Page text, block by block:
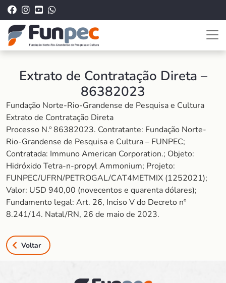
Extrato de Contratação Direta –
86382023
Fundação Norte-Rio-Grandense de Pesquisa e Cultura
Extrato de Contratação Direta
Processo N.º 86382023. Contratante: Fundação Norte-
Rio-Grandense de Pesquisa e Cultura – FUNPEC;
Contratada: Immuno American Corporation.; Objeto:
Hidróxido Tetra-n-propyl Ammonium; Projeto:
FUNPEC/UFRN/PETROGAL/CAT4METMIX (1252021);
Valor: USD 940,00 (novecentos e quarenta dólares);
Fundamento legal: Art. 26, Inciso V do Decreto nº
8.241/14. Natal/RN, 26 de maio de 2023.
Voltar